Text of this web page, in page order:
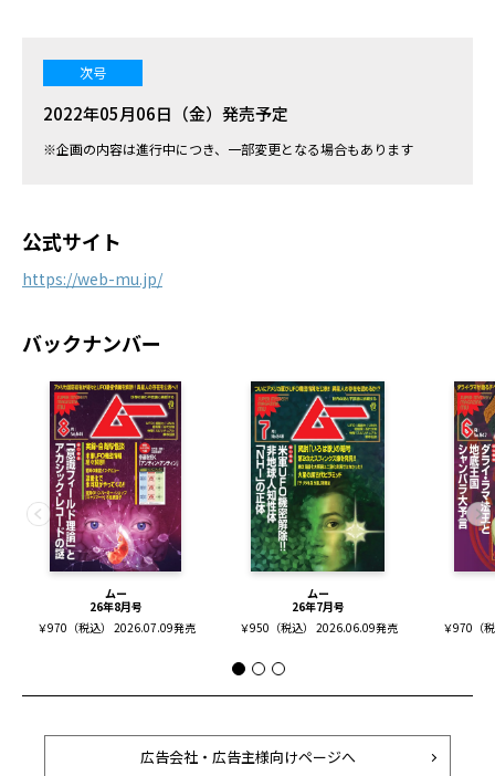
次号
2022年05月06日（金）発売予定
※企画の内容は進行中につき、一部変更となる場合もあります
公式サイト
https://web-mu.jp/
バックナンバー
ムー
26年8月号
￥970（税込） 2026.07.09発売
ムー
26年7月号
￥950（税込） 2026.06.09発売
￥970（
広告会社・広告主様向けページへ